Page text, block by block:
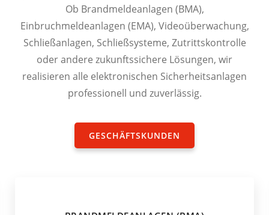
Ob Brandmeldeanlagen (BMA),
Einbruchmeldeanlagen (EMA), Videoüberwachung,
Schließanlagen, Schließsysteme, Zutrittskontrolle
oder andere zukunftssichere Lösungen, wir
realisieren alle elektronischen Sicherheitsanlagen
professionell und zuverlässig.
GESCHÄFTSKUNDEN